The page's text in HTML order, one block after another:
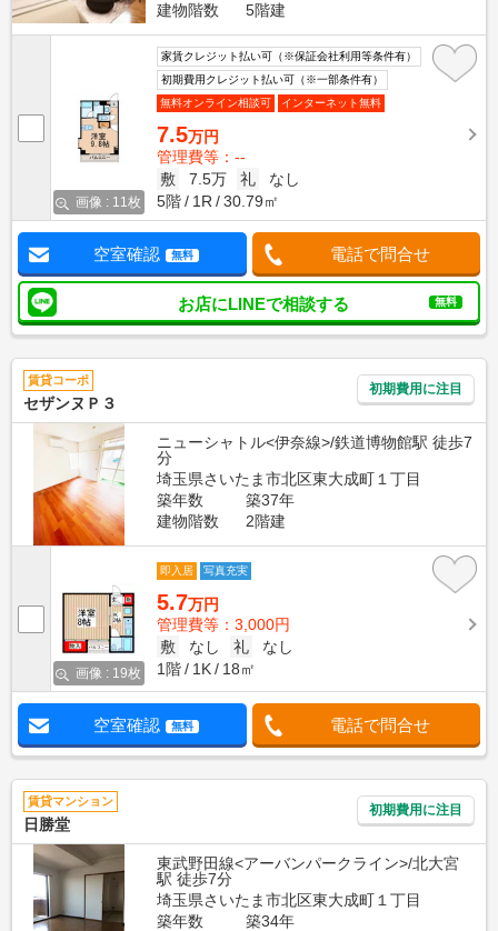
建物階数
5階建
画像 : 11枚
家賃クレジット払い可（※保証会社利用等条件有）
初期費用クレジット払い可（※一部条件有）
無料オンライン相談可
インターネット無料
7.5万円
管理費等：--
敷
7.5万 礼
なし
5階
1R 30.79㎡
空室確認 無料 電話で問合せ
お店にLINEで相談する 無料
賃貸コーポ
セザンヌＰ３
初期費用に注目
ニューシャトル<伊奈線>/鉄道博物館駅 徒歩7
分
埼玉県さいたま市北区東大成町１丁目
築年数
築37年
建物階数
2階建
画像 : 19枚
即入居 写真充実
5.7万円
管理費等：3,000円
敷
なし 礼
なし
1階
1K 18㎡
空室確認 無料 電話で問合せ
賃貸マンション
日勝堂
初期費用に注目
東武野田線<アーバンパークライン>/北大宮
駅 徒歩7分
埼玉県さいたま市北区東大成町１丁目
築年数
築34年